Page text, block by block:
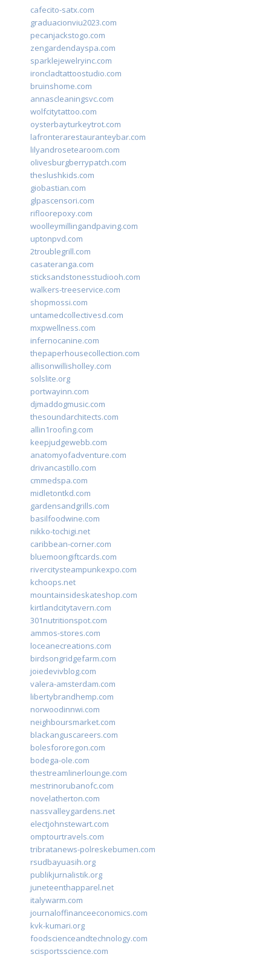
cafecito-satx.com
graduacionviu2023.com
pecanjackstogo.com
zengardendayspa.com
sparklejewelryinc.com
ironcladtattoostudio.com
bruinshome.com
annascleaningsvc.com
wolfcitytattoo.com
oysterbayturkeytrot.com
lafronterarestauranteybar.com
lilyandrosetearoom.com
olivesburgberrypatch.com
theslushkids.com
giobastian.com
glpascensori.com
rifloorepoxy.com
woolleymillingandpaving.com
uptonpvd.com
2troublegrill.com
casateranga.com
sticksandstonesstudiooh.com
walkers-treeservice.com
shopmossi.com
untamedcollectivesd.com
mxpwellness.com
infernocanine.com
thepaperhousecollection.com
allisonwillisholley.com
solslite.org
portwayinn.com
djmaddogmusic.com
thesoundarchitects.com
allin1roofing.com
keepjudgewebb.com
anatomyofadventure.com
drivancastillo.com
cmmedspa.com
midletontkd.com
gardensandgrills.com
basilfoodwine.com
nikko-tochigi.net
caribbean-corner.com
bluemoongiftcards.com
rivercitysteampunkexpo.com
kchoops.net
mountainsideskateshop.com
kirtlandcitytavern.com
301nutritionspot.com
ammos-stores.com
loceanecreations.com
birdsongridgefarm.com
joiedevivblog.com
valera-amsterdam.com
libertybrandhemp.com
norwoodinnwi.com
neighboursmarket.com
blackanguscareers.com
bolesfororegon.com
bodega-ole.com
thestreamlinerlounge.com
mestrinorubanofc.com
novelatherton.com
nassvalleygardens.net
electjohnstewart.com
omptourtravels.com
tribratanews-polreskebumen.com
rsudbayuasih.org
publikjurnalistik.org
juneteenthapparel.net
italywarm.com
journaloffinanceeconomics.com
kvk-kumari.org
foodscienceandtechnology.com
scisportsscience.com